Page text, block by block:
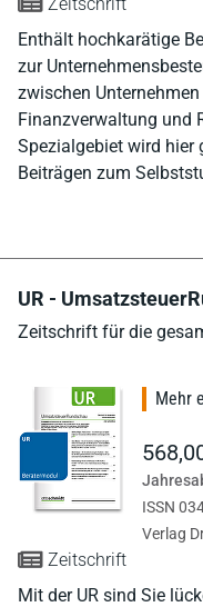
Enthält hochkarätige
zur
zwischen
Finanzverwaltung und
Spezialgebiet wird hier
Beiträgen zum
UR -
Zeitschrift für die
Zeitschrift
Mit der UR sind Sie
Mehr
ISSN
Verlag